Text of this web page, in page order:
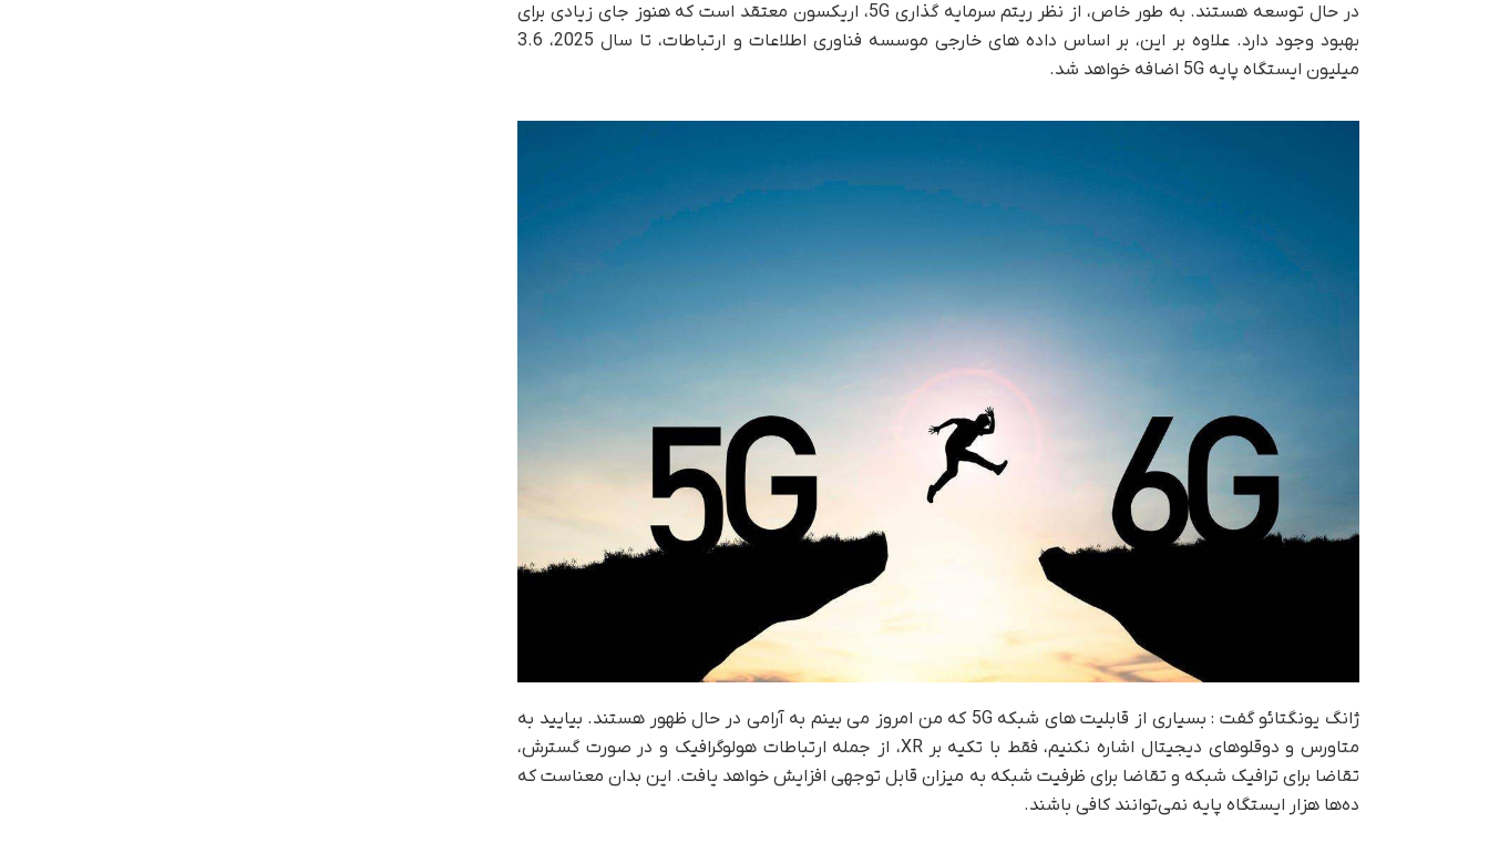
در حال توسعه هستند. به طور خاص، از نظر ریتم سرمایه گذاری 5G، اریکسون معتقد است که هنوز جای زیادی برای
بهبود وجود دارد. علاوه بر این، بر اساس داده های خارجی موسسه فناوری اطلاعات و ارتباطات، تا سال 2025، 3.6
میلیون ایستگاه پایه 5G اضافه خواهد شد.
ژانگ یونگتائو گفت : بسیاری از قابلیت های شبکه 5G که من امروز می بینم به آرامی در حال ظهور هستند. بیایید به
متاورس و دوقلوهای دیجیتال اشاره نکنیم، فقط با تکیه بر XR، از جمله ارتباطات هولوگرافیک و در صورت گسترش،
تقاضا برای ترافیک شبکه و تقاضا برای ظرفیت شبکه به میزان قابل توجهی افزایش خواهد یافت. این بدان معناست که
ده‌ها هزار ایستگاه پایه نمی‌توانند کافی باشند.